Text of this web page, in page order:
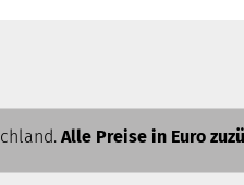
Alle Preise in Euro